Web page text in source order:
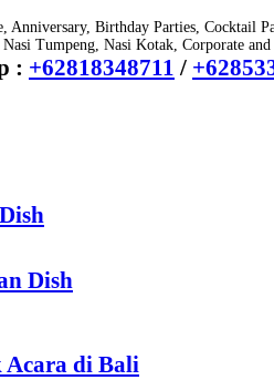
Anniversary, Birthday Parties, Cocktail
Tumpeng, Nasi Kotak, Corporate
: +62818348711 /
Dish
Acara di Bali